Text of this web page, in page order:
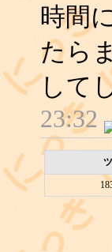
時間
たら
して
23:32